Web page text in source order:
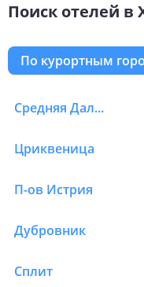
Поиск отелей в
по курортным
Средняя Далмация
Цриквеница
П-ов Истрия
Дубровник
Сплит